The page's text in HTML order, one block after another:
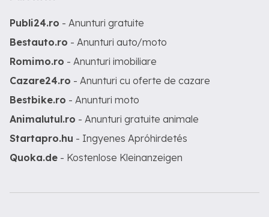
Publi24.ro - Anunturi gratuite
Bestauto.ro - Anunturi auto/moto
Romimo.ro - Anunturi imobiliare
Cazare24.ro - Anunturi cu oferte de cazare
Bestbike.ro - Anunturi moto
Animalutul.ro - Anunturi gratuite animale
Startapro.hu - Ingyenes Apróhirdetés
Quoka.de - Kostenlose Kleinanzeigen